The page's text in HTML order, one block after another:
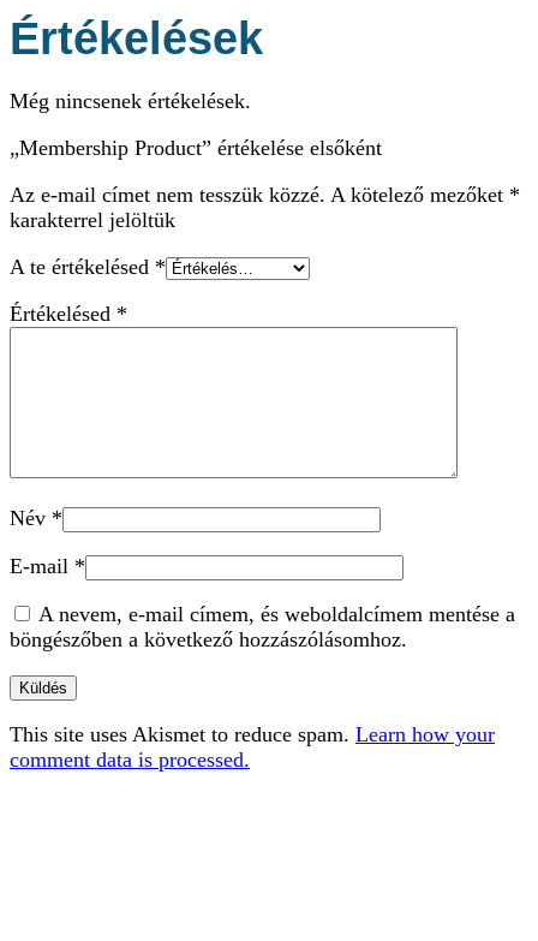
Értékelések
Még nincsenek értékelések.
„Membership Product” értékelése elsőként
Az e-mail címet nem tesszük közzé. A kötelező mezőket *
karakterrel jelöltük
A te értékelésed *
Értékelésed *
Név *
E-mail *
A nevem, e-mail címem, és weboldalcímem mentése a
böngészőben a következő hozzászólásomhoz.
This site uses Akismet to reduce spam. Learn how your
comment data is processed.